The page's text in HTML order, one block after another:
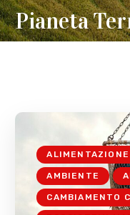
Pianeta
ALIMENTAZIONE
AMBIENTE
CAMBIAMENTO